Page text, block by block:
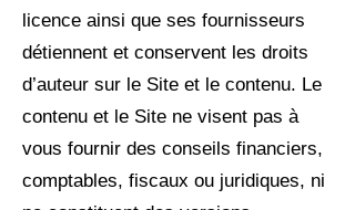
licence ainsi que ses fournisseurs
détiennent et conservent les droits
d’auteur sur le Site et le contenu. Le
contenu et le Site ne visent pas à
vous fournir des conseils financiers,
comptables, fiscaux ou juridiques, ni